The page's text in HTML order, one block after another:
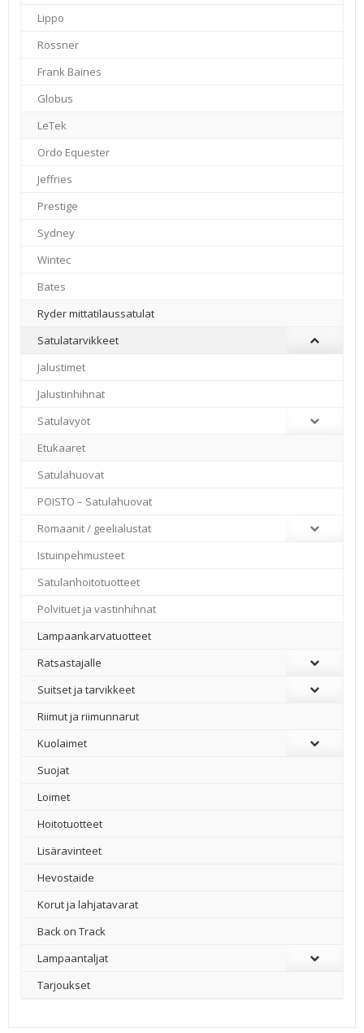
Lippo
–
Rossner
–
Frank Baines
–
Globus
–
LeTek
–
Ordo Equester
–
Jeffries
–
Prestige
–
Sydney
–
Wintec
–
Bates
–
Ryder mittatilaussatulat
Satulatarvikkeet
–
Jalustimet
Jalustinhihnat
Satulavyöt
Etukaaret
Satulahuovat
POISTO – Satulahuovat
Romaanit / geelialustat
Istuinpehmusteet
Satulanhoitotuotteet
Polvituet ja vastinhihnat
Lampaankarvatuotteet
Ratsastajalle
Suitset ja tarvikkeet
Riimut ja riimunnarut
Kuolaimet
Suojat
Loimet
Hoitotuotteet
Lisäravinteet
Hevostaide
Korut ja lahjatavarat
Back on Track
Lampaantaljat
Tarjoukset